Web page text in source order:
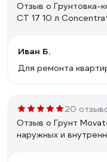
Отзыв о Грунтовка-
CT 17 10 л
Иван Б.
Для ремонта
20
Отзыв о Грунт
наружных и